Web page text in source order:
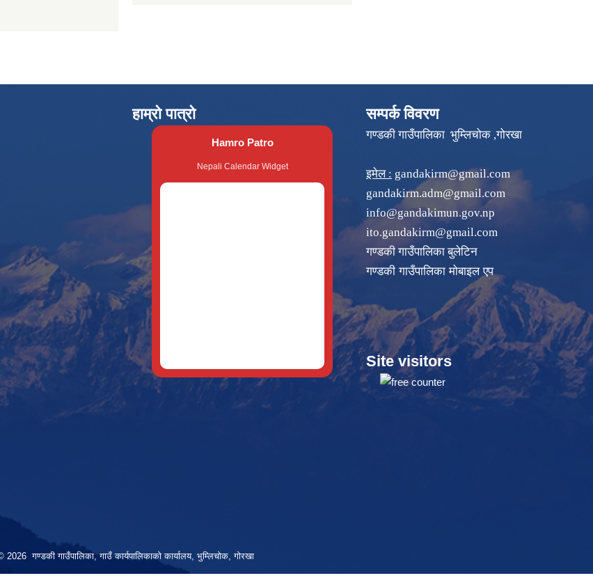
हाम्रो पात्रो
Hamro Patro
Nepali Calendar Widget
सम्पर्क विवरण
गण्डकी गाउँपालिका भुम्लिचोक ,गोरखा
इमेल : gandakirm@gmail.com
gandakirm.adm@gmail.com
info@gandakimun.gov.np
ito.gandakirm@gmail.com
गण्डकी गाउँपालिका बुलेटिन
गण्डकी गाउँपालिका मोबाइल एप
Site visitors
2026 गण्डकी गाउँपालिका, गाउँ कार्यपालिकाको कार्यालय, भुम्लिचोक, गोरखा